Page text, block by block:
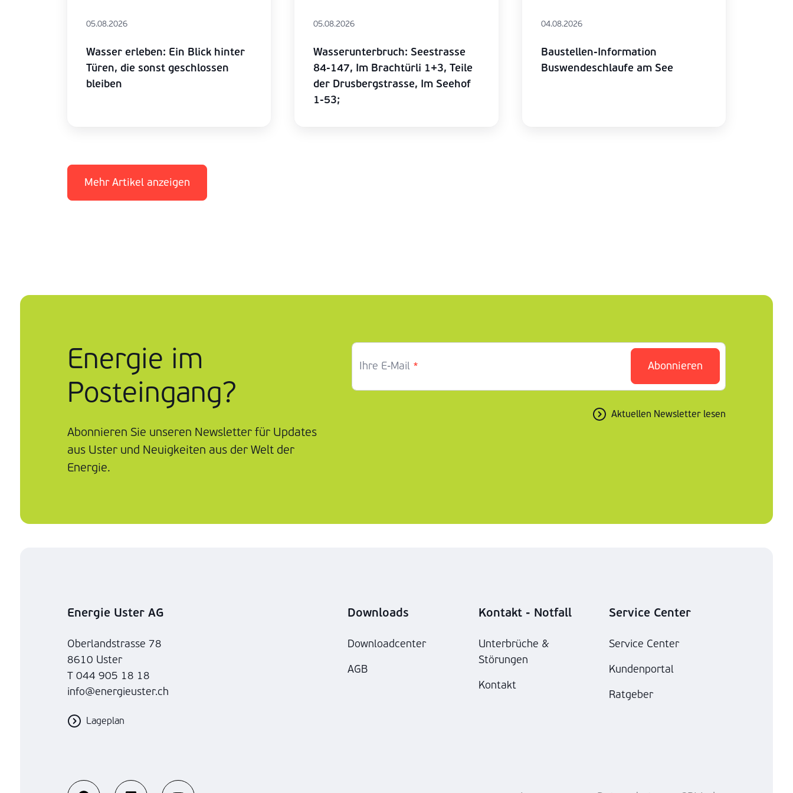
05.08.2026
Wasser erleben: Ein Blick hinter
Türen, die sonst geschlossen
bleiben
05.08.2026
Wasserunterbruch: Seestrasse
84-147, Im Brachtürli 1+3, Teile
der Drusbergstrasse, Im Seehof
1-53;
04.08.2026
Baustellen-Information
Buswendeschlaufe am See
Mehr Artikel anzeigen
Energie im
Posteingang?
Abonnieren Sie unseren Newsletter für Updates
aus Uster und Neuigkeiten aus der Welt der
Energie.
Ihre E-Mail * Abonnieren
Aktuellen Newsletter lesen
Energie Uster AG
Oberlandstrasse 78
8610 Uster
T 044 905 18 18
info@energieuster.ch
Lageplan
Downloads
Downloadcenter
AGB
Kontakt - Notfall
Unterbrüche &
Störungen
Kontakt
Service Center
Service Center
Kundenportal
Ratgeber